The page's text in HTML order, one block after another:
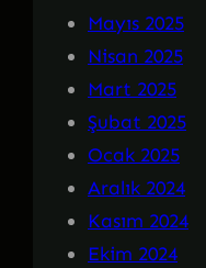
Mayıs 2025
Nisan 2025
Mart 2025
Şubat 2025
Ocak 2025
Aralık 2024
Kasım 2024
Ekim 2024